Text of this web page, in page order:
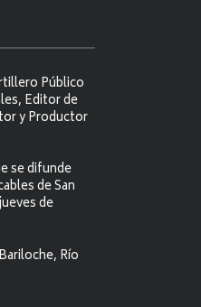
Público
Editor de
y Productor
se difunde
de San
de
Río